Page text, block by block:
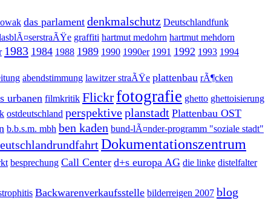
das parlament denkmalschutz Deutschlandfunk
graffiti hartmut medohrn hartmut mehdorn
1983 1984 1988 1989 1990 1990er 1991 1992 1993 1994
abendstimmung lawitzer straÃŸe plattenbau rÃ¶cken
urbanen filmkritik Flickrfotografie ghetto ghettoisierung
ostdeutschland perspektiveplanstadt Plattenbau OST
b.b.s.m. mbh ben kaden bund-lÃ¤nder-programm "soziale stadt"
Dokumentationszentrum
besprechung Call Center d+s europa AG die linke distelfalter
Backwarenverkaufsstelle bilderreigen 2007 blog